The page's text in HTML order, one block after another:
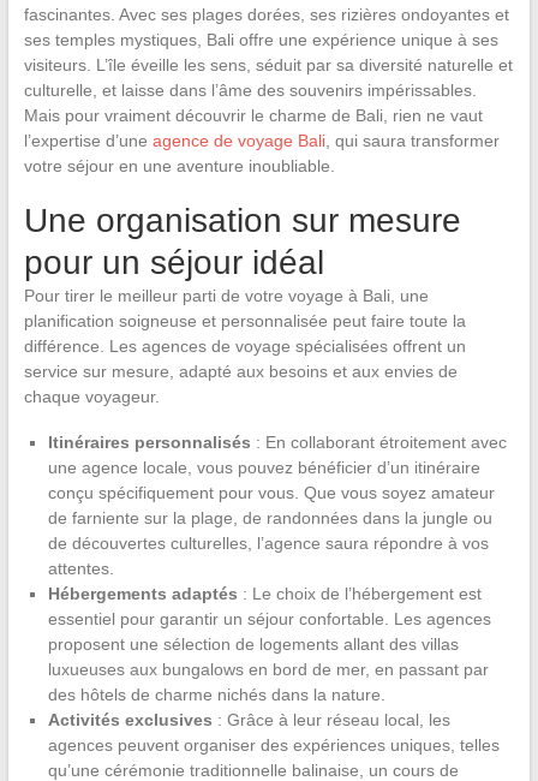
fascinantes. Avec ses plages dorées, ses rizières ondoyantes et
ses temples mystiques, Bali offre une expérience unique à ses
visiteurs. L’île éveille les sens, séduit par sa diversité naturelle et
culturelle, et laisse dans l’âme des souvenirs impérissables.
Mais pour vraiment découvrir le charme de Bali, rien ne vaut
l’expertise d’une agence de voyage Bali, qui saura transformer
votre séjour en une aventure inoubliable.
Une organisation sur mesure
pour un séjour idéal
Pour tirer le meilleur parti de votre voyage à Bali, une
planification soigneuse et personnalisée peut faire toute la
différence. Les agences de voyage spécialisées offrent un
service sur mesure, adapté aux besoins et aux envies de
chaque voyageur.
Itinéraires personnalisés : En collaborant étroitement avec
une agence locale, vous pouvez bénéficier d’un itinéraire
conçu spécifiquement pour vous. Que vous soyez amateur
de farniente sur la plage, de randonnées dans la jungle ou
de découvertes culturelles, l’agence saura répondre à vos
attentes.
Hébergements adaptés : Le choix de l’hébergement est
essentiel pour garantir un séjour confortable. Les agences
proposent une sélection de logements allant des villas
luxueuses aux bungalows en bord de mer, en passant par
des hôtels de charme nichés dans la nature.
Activités exclusives : Grâce à leur réseau local, les
agences peuvent organiser des expériences uniques, telles
qu’une cérémonie traditionnelle balinaise, un cours de